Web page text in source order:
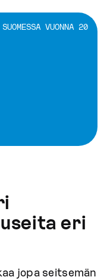
VUONNA 20
eri
jopa seitsemän